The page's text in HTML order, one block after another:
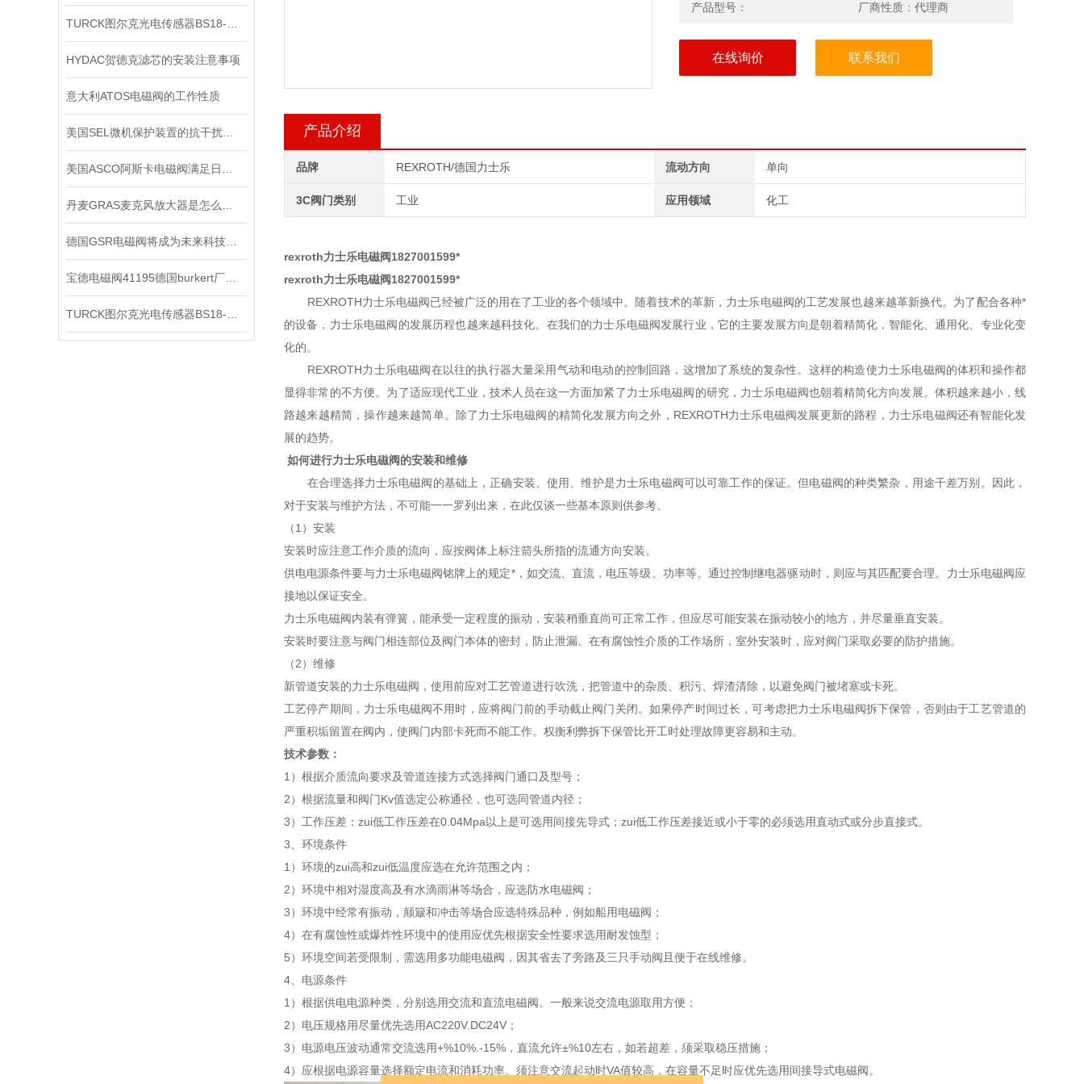
HYDAC贺德克滤芯的安装注意事项
意大利ATOS电磁阀的工作性质
产品型号： 厂商性质：代理商
在线询价 联系我们
产品介绍
品牌 REXROTH/德国力士乐 流动方向 单向
3C阀门类别 工业 应用领域 化工
rexroth力士乐电磁阀1827001599*
rexroth力士乐电磁阀1827001599*
REXROTH力士乐电磁阀已经被广泛的用在了工业的各个领域中。随着技术的革新，力士乐电磁阀的工艺发展也越来越革新换代。为了配合各种*
的设备，力士乐电磁阀的发展历程也越来越科技化。在我们的力士乐电磁阀发展行业，它的主要发展方向是朝着精简化，智能化、通用化、专业化变
化的。
REXROTH力士乐电磁阀在以往的执行器大量采用气动和电动的控制回路，这增加了系统的复杂性。这样的构造使力士乐电磁阀的体积和操作都
显得非常的不方便。为了适应现代工业，技术人员在这一方面加紧了力士乐电磁阀的研究，力士乐电磁阀也朝着精简化方向发展。体积越来越小，线
路越来越精简，操作越来越简单。除了力士乐电磁阀的精简化发展方向之外，REXROTH力士乐电磁阀发展更新的路程，力士乐电磁阀还有智能化发
展的趋势。
如何进行力士乐电磁阀的安装和维修
在合理选择力士乐电磁阀的基础上，正确安装、使用、维护是力士乐电磁阀可以可靠工作的保证。但电磁阀的种类繁杂，用途千差万别。因此，
对于安装与维护方法，不可能一一罗列出来，在此仅谈一些基本原则供参考。
（1）安装
安装时应注意工作介质的流向，应按阀体上标注箭头所指的流通方向安装。
供电电源条件要与力士乐电磁阀铭牌上的规定*，如交流、直流，电压等级、功率等。通过控制继电器驱动时，则应与其匹配要合理。力士乐电磁阀应
接地以保证安全。
力士乐电磁阀内装有弹簧，能承受一定程度的振动，安装稍垂直尚可正常工作，但应尽可能安装在振动较小的地方，并尽量垂直安装。
安装时要注意与阀门相连部位及阀门本体的密封，防止泄漏。在有腐蚀性介质的工作场所，室外安装时，应对阀门采取必要的防护措施。
（2）维修
新管道安装的力士乐电磁阀，使用前应对工艺管道进行吹洗，把管道中的杂质、积污、焊渣清除，以避免阀门被堵塞或卡死。
工艺停产期间，力士乐电磁阀不用时，应将阀门前的手动截止阀门关闭。如果停产时间过长，可考虑把力士乐电磁阀拆下保管，否则由于工艺管道的
严重积垢留置在阀内，使阀门内部卡死而不能工作。权衡利弊拆下保管比开工时处理故障更容易和主动。
技术参数：
1）根据介质流向要求及管道连接方式选择阀门通口及型号；
2）根据流量和阀门Kv值选定公称通径，也可选同管道内径；
3）工作压差：zui低工作压差在0.04Mpa以上是可选用间接先导式；zui低工作压差接近或小于零的必须选用直动式或分步直接式。
3、环境条件
1）环境的zui高和zui低温度应选在允许范围之内；
2）环境中相对湿度高及有水滴雨淋等场合，应选防水电磁阀；
3）环境中经常有振动，颠簸和冲击等场合应选特殊品种，例如船用电磁阀；
4）在有腐蚀性或爆炸性环境中的使用应优先根据安全性要求选用耐发蚀型；
5）环境空间若受限制，需选用多功能电磁阀，因其省去了旁路及三只手动阀且便于在线维修。
4、电源条件
1）根据供电电源种类，分别选用交流和直流电磁阀。一般来说交流电源取用方便；
2）电压规格用尽量优先选用AC220V.DC24V；
3）电源电压波动通常交流选用+%10%.-15%，直流允许±%10左右，如若超差，须采取稳压措施；
4）应根据电源容量选择额定电流和消耗功率。须注意交流起动时VA值较高，在容量不足时应优先选用间接导式电磁阀。